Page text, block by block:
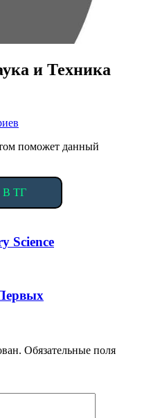
и Техника
поможет данный
ТГ
Science
Обязательные поля